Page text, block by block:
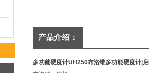
产品介绍：
多功能硬度计UH250布洛维多功能硬度计 |